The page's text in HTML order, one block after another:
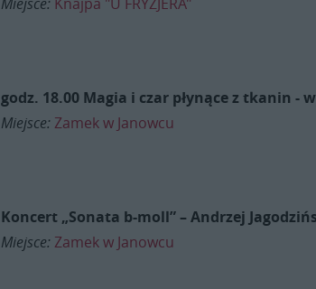
godz. 18.00 Magia i czar płynące z tkanin -
Miejsce: Zamek w Janowcu
Koncert „Sonata b-moll” – Andrzej
Miejsce: Zamek w Janowcu